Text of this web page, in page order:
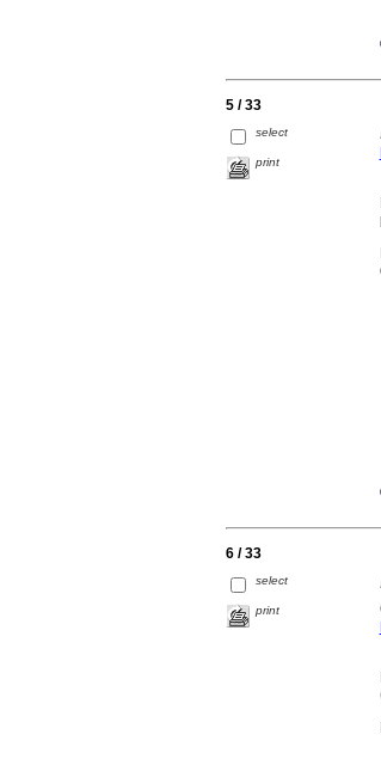
5 / 33
select
print
6 / 33
select
print